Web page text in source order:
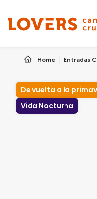
Home Entradas
De vuelta a la
Vida Nocturna